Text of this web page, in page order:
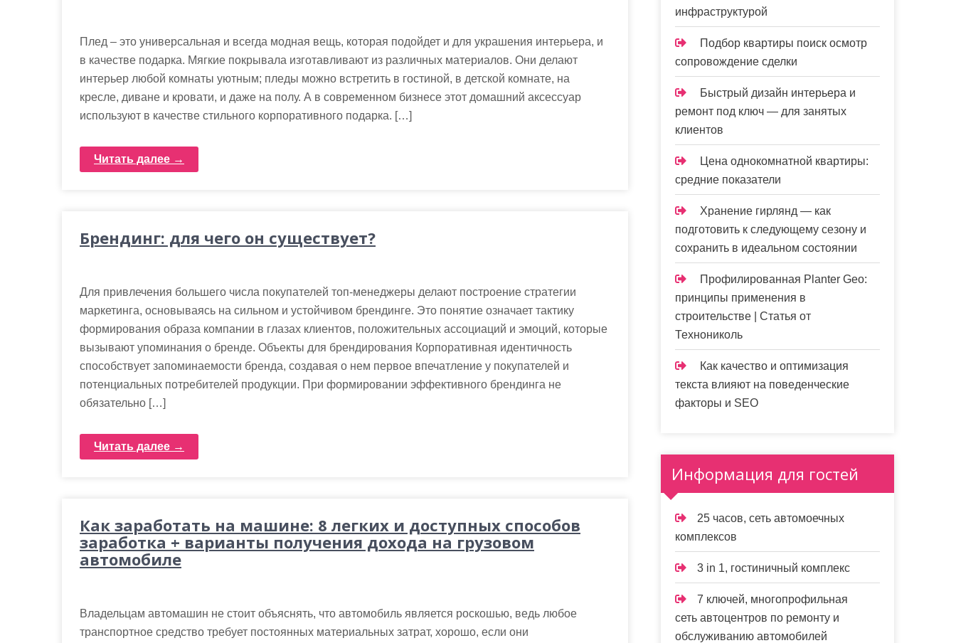
Плед – это универсальная и всегда модная вещь, которая подойдет и для украшения интерьера, и
в качестве подарка. Мягкие покрывала изготавливают из различных материалов. Они делают
интерьер любой комнаты уютным; пледы можно встретить в гостиной, в детской комнате, на
кресле, диване и кровати, и даже на полу. А в современном бизнесе этот домашний аксессуар
используют в качестве стильного корпоративного подарка. […]
Читать далее →
Брендинг: для чего он существует?
Для привлечения большего числа покупателей топ-менеджеры делают построение стратегии
маркетинга, основываясь на сильном и устойчивом брендинге. Это понятие означает тактику
формирования образа компании в глазах клиентов, положительных ассоциаций и эмоций, которые
вызывают упоминания о бренде. Объекты для брендирования Корпоративная идентичность
способствует запоминаемости бренда, создавая о нем первое впечатление у покупателей и
потенциальных потребителей продукции. При формировании эффективного брендинга не
обязательно […]
Читать далее →
Как заработать на машине: 8 легких и доступных способов
заработка + варианты получения дохода на грузовом
автомобиле
Владельцам автомашин не стоит объяснять, что автомобиль является роскошью, ведь любое
транспортное средство требует постоянных материальных затрат, хорошо, если они
инфраструктурой
Подбор квартиры поиск осмотр
сопровождение сделки
Быстрый дизайн интерьера и
ремонт под ключ — для занятых
клиентов
Цена однокомнатной квартиры:
средние показатели
Хранение гирлянд — как
подготовить к следующему сезону и
сохранить в идеальном состоянии
Профилированная Planter Geo:
принципы применения в
строительстве | Статья от
Технониколь
Как качество и оптимизация
текста влияют на поведенческие
факторы и SEO
Информация для гостей
25 часов, сеть автомоечных
комплексов
3 in 1, гостиничный комплекс
7 ключей, многопрофильная
сеть автоцентров по ремонту и
обслуживанию автомобилей